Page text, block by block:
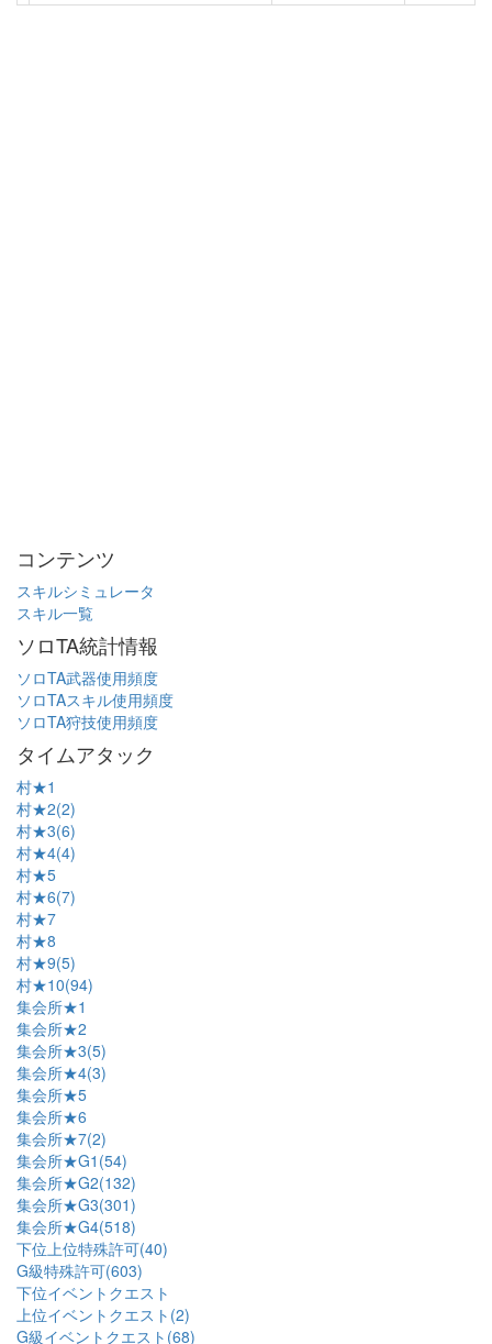
コンテンツ
スキルシミュレータ
スキル一覧
ソロTA統計情報
ソロTA武器使用頻度
ソロTAスキル使用頻度
ソロTA狩技使用頻度
タイムアタック
村★1
村★2(2)
村★3(6)
村★4(4)
村★5
村★6(7)
村★7
村★8
村★9(5)
村★10(94)
集会所★1
集会所★2
集会所★3(5)
集会所★4(3)
集会所★5
集会所★6
集会所★7(2)
集会所★G1(54)
集会所★G2(132)
集会所★G3(301)
集会所★G4(518)
下位上位特殊許可(40)
G級特殊許可(603)
下位イベントクエスト
上位イベントクエスト(2)
G級イベントクエスト(68)